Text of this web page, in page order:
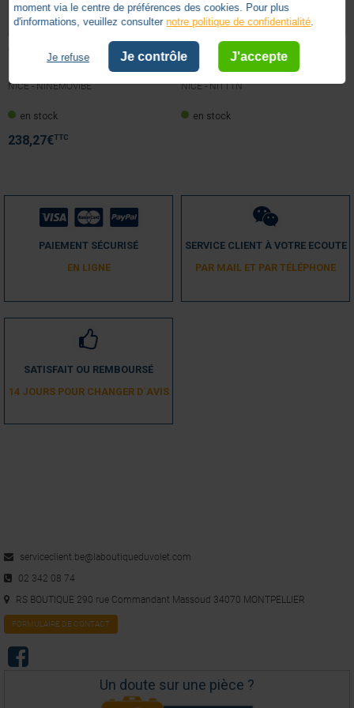
CAPTEUR DE VENT NICE NEMO VIBE
NICE -NINEMOVIBE
en stock
238,27€TTC
CENTRALE DE COMMANDE RADIO
NICE TT1N
NICE -NITT1N
en stock
PAIEMENT SÉCURISÉ
EN LIGNE
SERVICE CLIENT À VOTRE ECOUTE
PAR MAIL ET PAR TÉLÉPHONE
SATISFAIT OU REMBOURSÉ
14 JOURS POUR CHANGER D´AVIS
serviceclient.be@laboutiqueduvolet.com
02 342 08 74
RS BOUTIQUE 290 rue Commandant Massoud 34070 MONTPELLIER
FORMULAIRE DE CONTACT
Un doute sur une pièce ?
moment via le centre de préférences des cookies. Pour plus
d'informations, veuillez consulter notre politique de confidentialité.
Je refuse Je contrôle J'accepte